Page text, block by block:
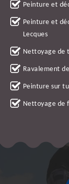
Peinture et
Peinture et
Lecques
Nettoyage de
Ravalement
Peinture sur
Nettoyage de